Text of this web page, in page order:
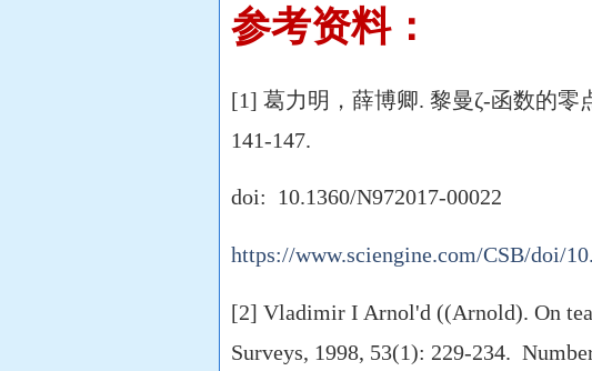
参考资料：
[1] 葛力明，薛博卿. 黎曼ζ-函数的零
141-147.
doi: 10.1360/N972017-00022
https://www.sciengine.com/CSB/doi/
[2] Vladimir I Arnol'd ((Arnold). On
Surveys, 1998, 53(1): 229-234.